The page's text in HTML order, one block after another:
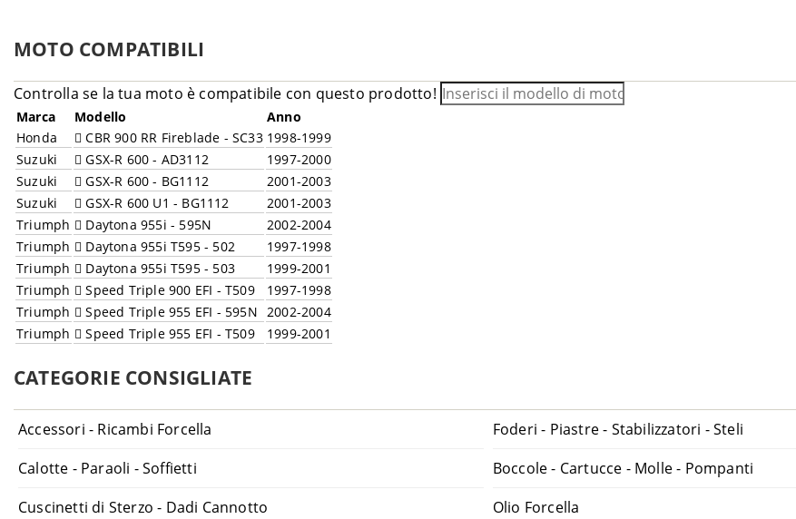
MOTO COMPATIBILI
Controlla se la tua moto è compatibile con questo prodotto!
Marca Modello
Anno
Honda
CBR 900 RR Fireblade - SC33 1998-1999
Suzuki
GSX-R 600 - AD3112
1997-2000
Suzuki
GSX-R 600 - BG1112
2001-2003
Suzuki
GSX-R 600 U1 - BG1112
2001-2003
Triumph
Daytona 955i - 595N
2002-2004
Triumph
Daytona 955i T595 - 502
1997-1998
Triumph
Daytona 955i T595 - 503
1999-2001
Triumph
Speed Triple 900 EFI - T509
1997-1998
Triumph
Speed Triple 955 EFI - 595N 2002-2004
Triumph
Speed Triple 955 EFI - T509 1999-2001
CATEGORIE CONSIGLIATE
Accessori - Ricambi Forcella
Foderi - Piastre - Stabilizzatori - Steli
Calotte - Paraoli - Soffietti
Boccole - Cartucce - Molle - Pompanti
Cuscinetti di Sterzo - Dadi Cannotto
Olio Forcella